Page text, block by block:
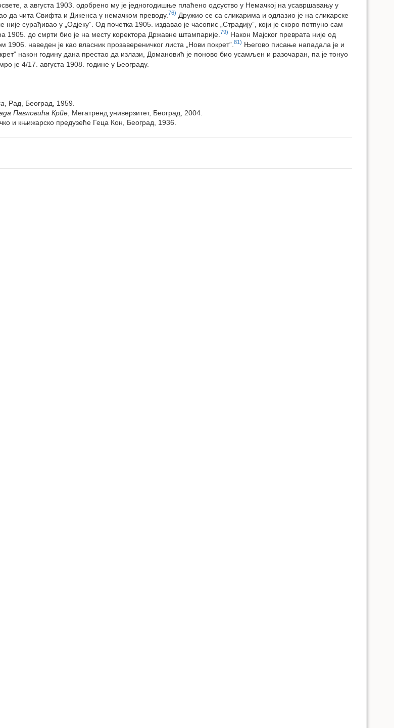
а августа 1903. одобрено му је једногодишње плаћено одсуство у Немачкој на усавршавању у
да чита Свифта и Дикенса у немачком преводу. 76) Дружио се са сликарима и одлазио је на сликарске
сурађивао у „Одјеку”. Од почетка 1905. издавао је часопис „Страдију”, који је скоро потпуно сам
1905. до смрти био је на месту коректора Државне штампарије. 79) Након Мајског преврата није од
1906. наведен је као власник прозавереничког листа „Нови покрет”. 81) Његово писање нападала је и
након годину дана престао да излази, Домановић је поново био усамљен и разочаран, па је тонуо
је 4/17. августа 1908. године у Београду.
, Рад, Београд, 1959.
Павловића Крпе , Мегатренд универзитет, Београд, 2004.
и књижарско предузеће Геца Кон, Београд, 1936.